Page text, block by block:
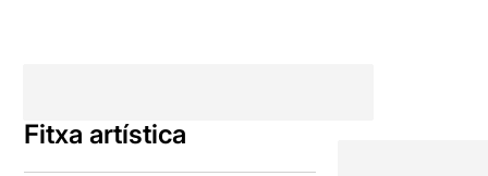
Fitxa artística